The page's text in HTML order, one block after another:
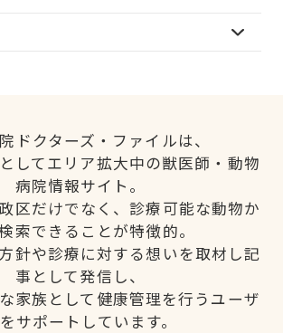
ドクターズ・ファイルは、
してエリア拡大中の獣医師・動物
病院情報サイト。
区だけでなく、診療可能な動物か
索できることが特徴的。
針や診療に対する想いを取材し記
事として発信し、
家族として健康管理を行うユーザ
サポートしています。